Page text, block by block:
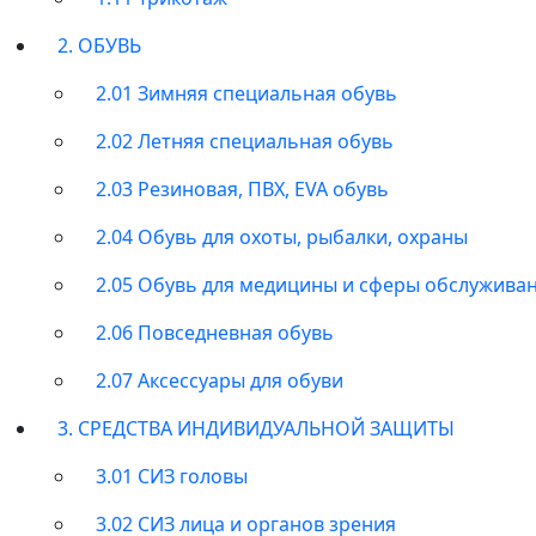
2. ОБУВЬ
2.01 Зимняя специальная обувь
2.02 Летняя специальная обувь
2.03 Резиновая, ПВХ, EVA обувь
2.04 Обувь для охоты, рыбалки, охраны
2.05 Обувь для медицины и сферы
2.06 Повседневная обувь
2.07 Аксессуары для обуви
3. СРЕДСТВА ИНДИВИДУАЛЬНОЙ ЗАЩИТЫ
3.01 СИЗ головы
3.02 СИЗ лица и органов зрения